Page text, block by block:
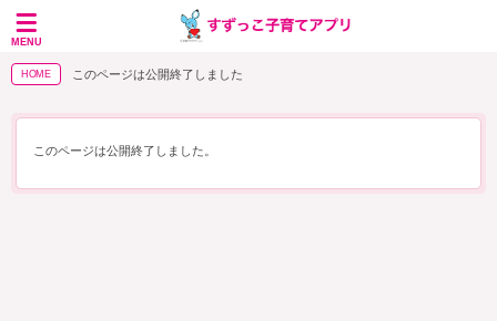
MENU
HOME このページは公開終了しました
このページは公開終了しました。